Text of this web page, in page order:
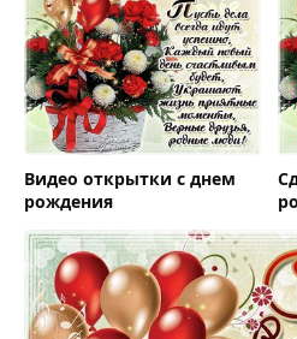
Видео открытки с днем
рождения